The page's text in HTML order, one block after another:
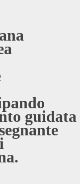
guidata